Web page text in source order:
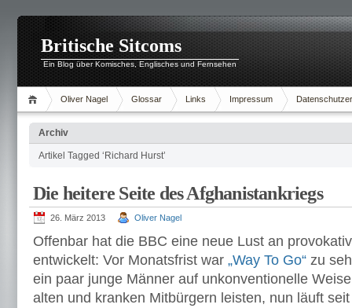
Britische Sitcoms
Ein Blog über Komisches, Englisches und Fernsehen
Oliver Nagel Glossar Links Impressum
Archiv
Artikel Tagged ‘Richard Hurst’
Die heitere Seite des Afghanistankriegs
26. März 2013 Oliver Nagel
Offenbar hat die BBC eine neue Lust an
entwickelt: Vor Monatsfrist war „Way To Go“ zu
ein paar junge Männer auf unkonventionelle
alten und kranken Mitbürgern leisten, nun läuft